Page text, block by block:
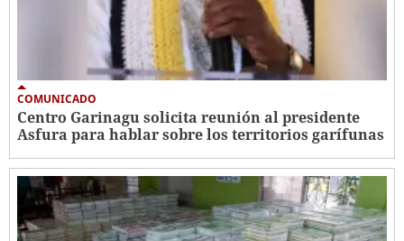
COMUNICADO
Centro Garinagu solicita reunión al presidente
Asfura para hablar sobre los territorios garífunas